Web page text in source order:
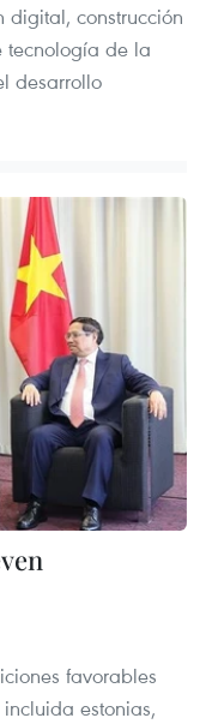
digital, construcción
tecnología de la
desarrollo
favorables
estonias,